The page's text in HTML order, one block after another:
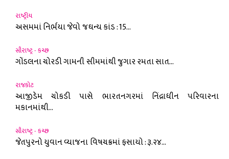
રાષ્ટ્રીય
અસમમાં નિર્ભયા જેવો જઘન્ય કાંડ : 15...
સૌરાષ્ટ્ર - કચ્છ
ગોંડલના ચોરડી ગામની સીમમાંથી જુગાર રમતા સાત...
રાજકોટ
આજીડેમ ચોકડી પાસે ભારતનગરમાં નિંદ્રાધીન પરિવારના
મકાનમાંથી...
સૌરાષ્ટ્ર - કચ્છ
જેતપુરનો યુવાન વ્યાજના વિષચક્રમાં ફસાયો : રૂ.૨૪...